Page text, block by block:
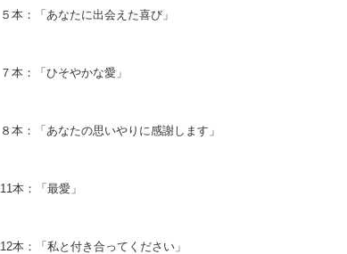
５本：「あなたに出会えた喜び」
７本：「ひそやかな愛」
８本：「あなたの思いやりに感謝します」
11本：「最愛」
12本：「私と付き合ってください」